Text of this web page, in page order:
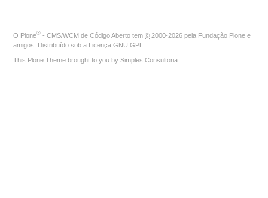
O Plone® - CMS/WCM de Código Aberto tem © 2000-2026 pela Fundação Plone e
amigos. Distribuído sob a Licença GNU GPL
This Plone Theme brought to you by Simples Consultoria